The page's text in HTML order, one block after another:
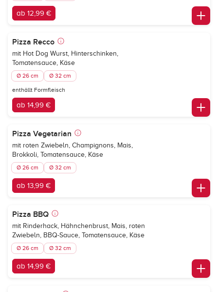
ab 12,99 €
Pizza Recco
mit Hot Dog Wurst, Hinterschinken,
Tomatensauce, Käse
Ø 26 cm Ø 32 cm
enthällt Formfleisch
ab 14,99 €
Pizza Vegetarian
mit roten Zwiebeln, Champignons, Mais,
Brokkoli, Tomatensauce, Käse
Ø 26 cm Ø 32 cm
ab 13,99 €
Pizza BBQ
mit Rinderhack, Hähnchenbrust, Mais, roten
Zwiebeln, BBQ-Sauce, Tomatensauce, Käse
Ø 26 cm Ø 32 cm
ab 14,99 €